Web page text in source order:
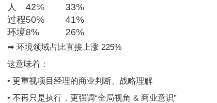
人
42%
33%
过程50%
41%
环境8% 26%
➡ 环境领域占比直接上涨 225%
这意味着：
• 更重视项目经理的商业判断、战略理解
• 不再只是执行，更强调“全局视角 & 商业意识”